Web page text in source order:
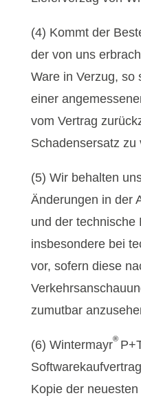
(4) Kommt der
der von uns
Ware in Verzug, so
einer
vom Vertrag
Schadensersatz zu
(5) Wir behalten
Änderungen in der
und der technische
insbesondere bei
vor, sofern diese
zumutbar
(6) Wintermayr®
Kopie der